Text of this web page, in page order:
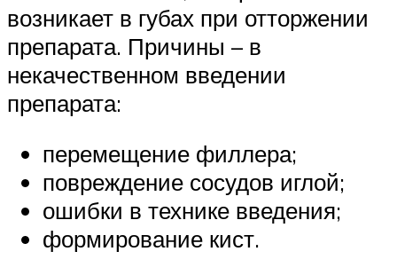
возникает в губах при отторжении
препарата. Причины – в
некачественном введении
препарата:
перемещение филлера;
повреждение сосудов иглой;
ошибки в технике введения;
формирование кист.